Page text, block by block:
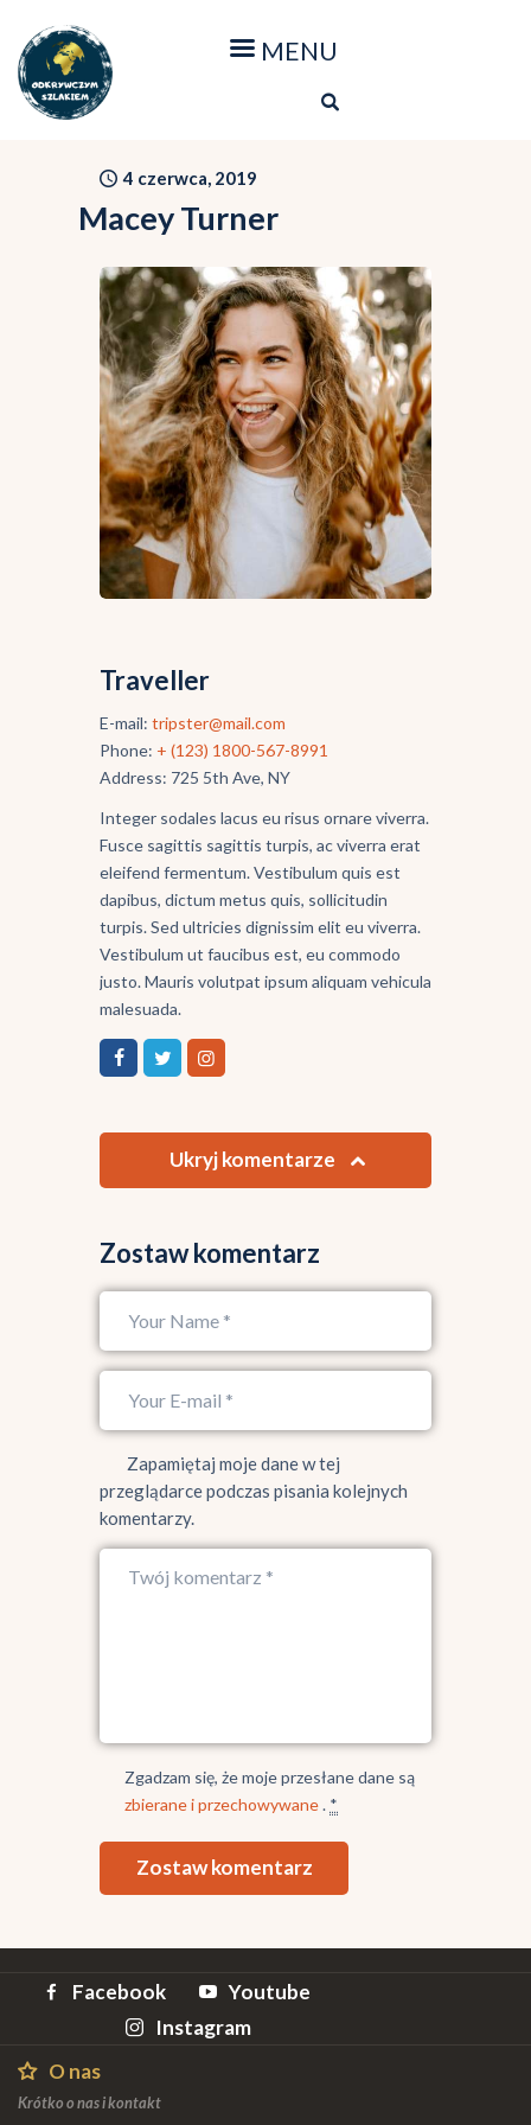
4 czerwca, 2019
Macey Turner
Strona główna
Blog
Mapa podróży
Traveller
E-mail: tripster@mail.com
Phone: + (123) 1800-567-8991
Address: 725 5th Ave, NY
Integer sodales lacus eu risus ornare viverra.
Fusce sagittis sagittis turpis, ac viverra erat
eleifend fermentum. Vestibulum quis est
dapibus, dictum metus quis, sollicitudin
turpis. Sed ultricies dignissim elit eu viverra.
Vestibulum ut faucibus est, eu commodo
justo. Mauris volutpat ipsum aliquam vehicula
malesuada.
Ukryj komentarze
Zostaw komentarz
Zapamiętaj moje dane w tej
przeglądarce podczas pisania kolejnych
komentarzy.
Zgadzam się, że moje przesłane dane są
zbierane i przechowywane. *
Facebook
Youtube
Instagram
O nas
Krótko o nas i kontakt